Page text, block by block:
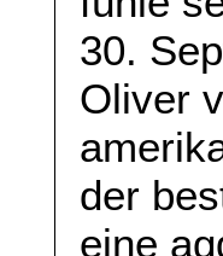
30.
Oliver
der
eine